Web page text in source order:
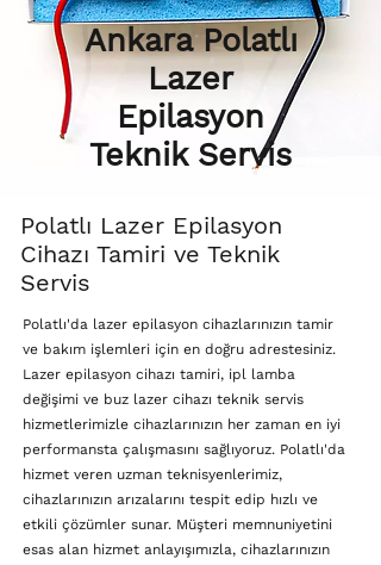
Ankara Polatlı
Lazer
Epilasyon
Teknik Servis
Polatlı Lazer Epilasyon
Cihazı Tamiri ve Teknik
Servis
Polatlı'da lazer epilasyon cihazlarınızın tamir
ve bakım işlemleri için en doğru adrestesiniz.
Lazer epilasyon cihazı tamiri, ipl lamba
değişimi ve buz lazer cihazı teknik servis
hizmetlerimizle cihazlarınızın her zaman en iyi
performansta çalışmasını sağlıyoruz. Polatlı'da
hizmet veren uzman teknisyenlerimiz,
cihazlarınızın arızalarını tespit edip hızlı ve
etkili çözümler sunar. Müşteri memnuniyetini
esas alan hizmet anlayışımızla, cihazlarınızın